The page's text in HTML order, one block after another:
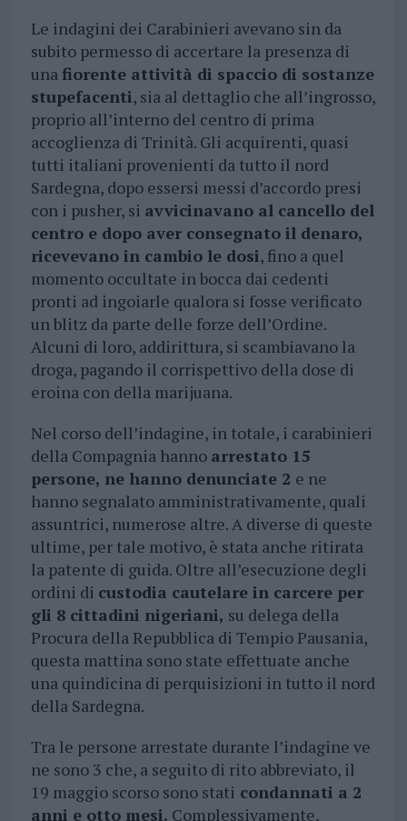
Le indagini dei Carabinieri avevano sin da
subito permesso di accertare la presenza di
unafiorente attività di spaccio di sostanze
stupefacenti, sia al dettaglio che all’ingrosso,
proprio all’interno del centro di prima
accoglienza di Trinità. Gli acquirenti, quasi
tutti italiani provenienti da tutto il nord
Sardegna, dopo essersi messi d’accordo presi
con i pusher, si avvicinavano al cancello del
centro e dopo aver consegnato il denaro,
ricevevano in cambio le dosi, fino a quel
momento occultate in bocca dai cedenti
pronti ad ingoiarle qualora si fosse verificato
un blitz da parte delle forze dell’Ordine.
Alcuni di loro, addirittura, si scambiavano la
droga, pagando il corrispettivo della dose di
eroina con della marijuana.
Nel corso dell’indagine, in totale, i carabinieri
della Compagnia hanno arrestato 15
persone, ne hanno denunciate 2 e ne
hanno segnalato amministrativamente, quali
assuntrici, numerose altre. A diverse di queste
ultime, per tale motivo, è stata anche ritirata
la patente di guida. Oltre all’esecuzione degli
ordini di custodia cautelare in carcere per
gli 8 cittadini nigeriani, su delega della
Procura della Repubblica di Tempio Pausania,
questa mattina sono state effettuate anche
una quindicina di perquisizioni in tutto il nord
della Sardegna.
Tra le persone arrestate durante l’indagine ve
ne sono 3 che, a seguito di rito abbreviato, il
19 maggio scorso sono stati condannati a 2
anni e otto mesi. Complessivamente,